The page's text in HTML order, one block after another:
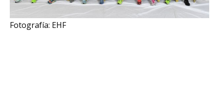
Fotografía: EHF